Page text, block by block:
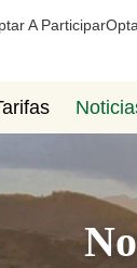
A Participar